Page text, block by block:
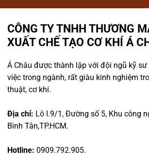
CÔNG TY TNHH THƯƠNG
XUẤT CHẾ TẠO CƠ KHÍ Á
Á Châu được thành lập với đội ngũ kỹ
việc trong ngành, rất giàu kinh nghiệm
thuật, cơ khí.
Địa chỉ: Lô I.9/1, Đường số 5, Khu công
Bình Tân,TP.HCM.
Hotline: 0909.792.905.